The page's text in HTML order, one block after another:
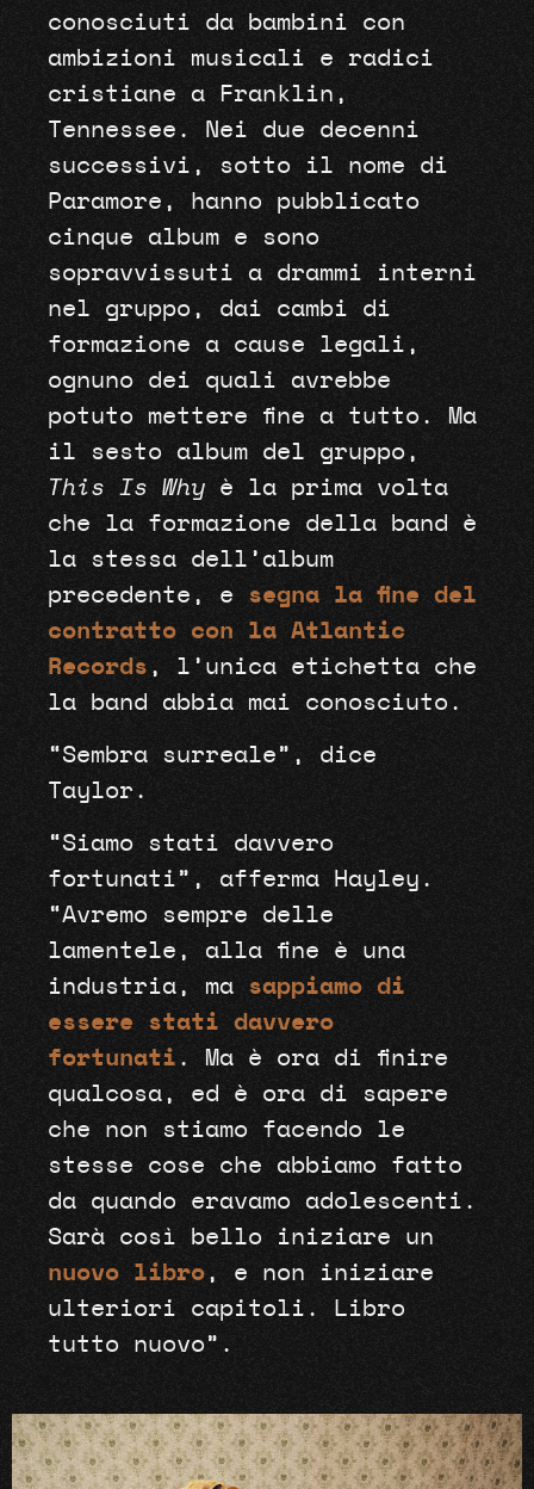
conosciuti da bambini con
ambizioni musicali e radici
cristiane a Franklin,
Tennessee. Nei due decenni
successivi, sotto il nome di
Paramore, hanno pubblicato
cinque album e sono
sopravvissuti a drammi interni
nel gruppo, dai cambi di
formazione a cause legali,
ognuno dei quali avrebbe
potuto mettere fine a tutto. Ma
il sesto album del gruppo,
This Is Whyè la prima volta
che la formazione della band è
la stessa dell’album
precedente, e segna la fine del
contratto con la Atlantic
Records , l’unica etichetta che
la band abbia mai conosciuto.
“Sembra surreale”, dice
Taylor.
“Siamo stati davvero
fortunati”, afferma Hayley.
“Avremo sempre delle
lamentele, alla fine è una
industria, ma
sappiamo di
essere stati davvero
fortunati . Ma è ora di finire
qualcosa, ed è ora di sapere
che non stiamo facendo le
stesse cose che abbiamo fatto
da quando eravamo adolescenti.
Sarà così bello iniziare un
nuovo libro, e non iniziare
ulteriori capitoli. Libro
tutto nuovo”.